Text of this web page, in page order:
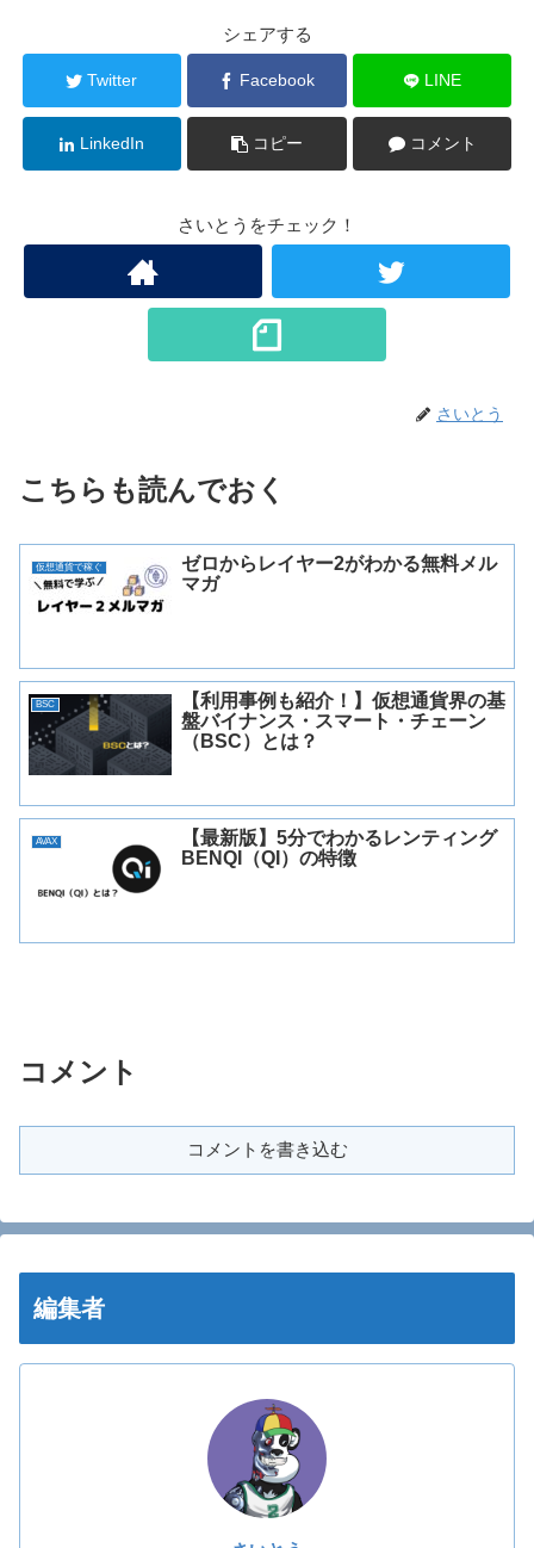
シェアする
Twitter Facebook LINE
LinkedIn コピー コメント
さいとうをチェック！
さいとう
こちらも読んでおく
仮想通貨で稼ぐ
ゼロからレイヤー2がわかる無料メル
マガ
BSC
【利用事例も紹介！】仮想通貨界の基
盤バイナンス・スマート・チェーン
（BSC）とは？
AVAX
【最新版】5分でわかるレンティング
BENQI（QI）の特徴
コメント
コメントを書き込む
編集者